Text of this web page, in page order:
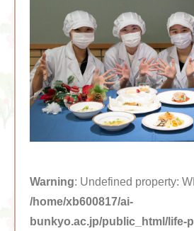
Warning: Undefined property:
/home/xb600817/ai-
bunkyo.ac.jp/public_html/life-